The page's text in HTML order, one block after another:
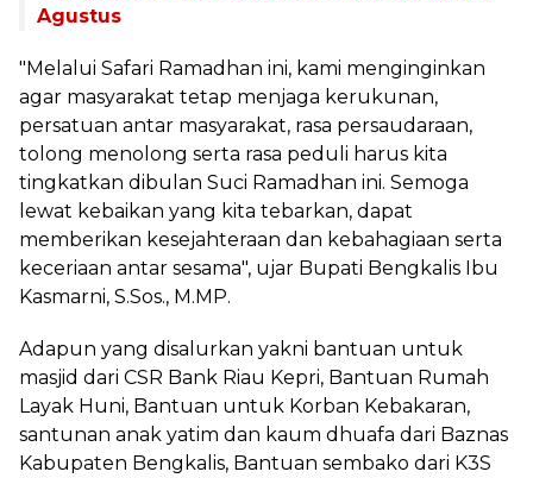
Agustus
"Melalui Safari Ramadhan ini, kami menginginkan
agar masyarakat tetap menjaga kerukunan,
persatuan antar masyarakat, rasa persaudaraan,
tolong menolong serta rasa peduli harus kita
tingkatkan dibulan Suci Ramadhan ini. Semoga
lewat kebaikan yang kita tebarkan, dapat
memberikan kesejahteraan dan kebahagiaan serta
keceriaan antar sesama", ujar Bupati Bengkalis Ibu
Kasmarni, S.Sos., M.MP.
Adapun yang disalurkan yakni bantuan untuk
masjid dari CSR Bank Riau Kepri, Bantuan Rumah
Layak Huni, Bantuan untuk Korban Kebakaran,
santunan anak yatim dan kaum dhuafa dari Baznas
Kabupaten Bengkalis, Bantuan sembako dari K3S